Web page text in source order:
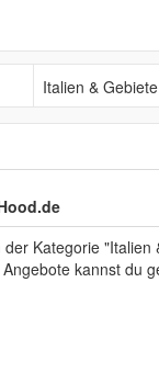
Italien & Gebiete
Kategorie
kannst du